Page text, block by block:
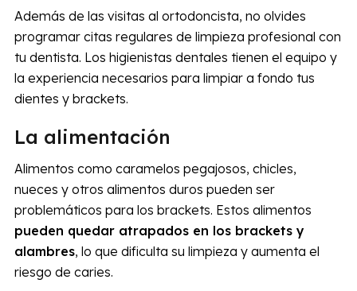
Además de las visitas al ortodoncista, no olvides
programar citas regulares de limpieza profesional con
tu dentista. Los higienistas dentales tienen el equipo y
la experiencia necesarios para limpiar a fondo tus
dientes y brackets.
La alimentación
Alimentos como caramelos pegajosos, chicles,
nueces y otros alimentos duros pueden ser
problemáticos para los brackets. Estos alimentos
pueden quedar atrapados en los brackets y
alambres, lo que dificulta su limpieza y aumenta el
riesgo de caries.